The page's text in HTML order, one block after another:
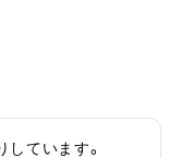
ています。